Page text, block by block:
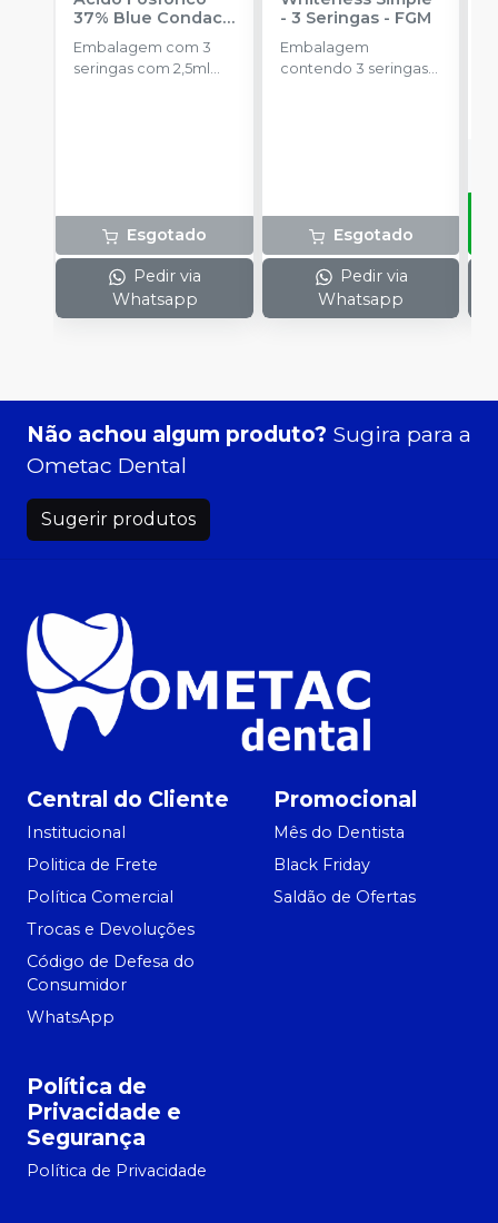
37% Blue Condac-
FGM
Embalagem com 3
seringas com 2,5ml
Esgotado
Pedir via
Whatsapp
- 3 Seringas- FGM
Embalagem
contendo 3 seringas
Esgotado
Pedir via
Whatsapp
Não achou algum produto? Sugira para a
Ometac Dental
Sugerir produtos
Central do Cliente
Institucional
Politica de Frete
Política Comercial
Trocas e Devoluções
Código de Defesa do
Consumidor
WhatsApp
Promocional
Mês do Dentista
Black Friday
Saldão de Ofertas
Política de
Privacidade e
Segurança
Política de Privacidade